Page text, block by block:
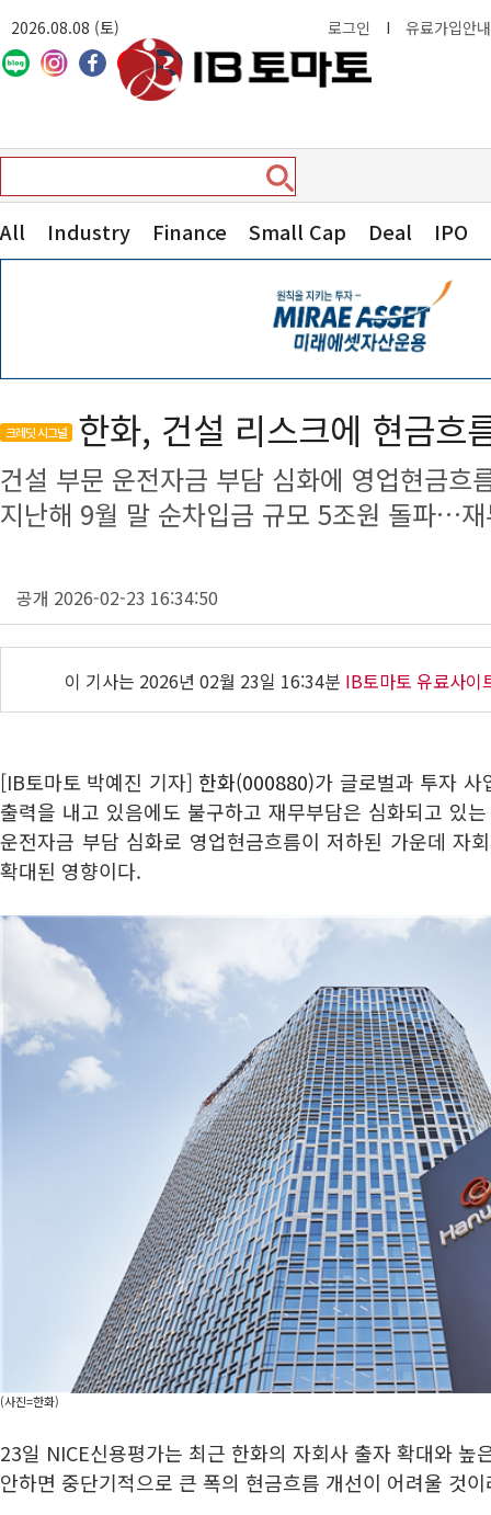
2026.08.08 (토) 로그인 I 유료가입안내
All Industry Finance Small Cap Deal IPO
크레딧 시그널 한화, 건설 리스크에 현금흐
건설 부문 운전자금 부담 심화에 영업현금흐
지난해 9월 말 순차입금 규모 5조원 돌파…
공개 2026-02-23 16:34:50
이 기사는 2026년 02월 23일 16:34분 IB토마토 유료사이
[IB토마토 박예진 기자] 한화(000880)가 글로벌과 투자 사
출력을 내고 있음에도 불구하고 재무부담은 심화되고 있
운전자금 부담 심화로 영업현금흐름이 저하된 가운데 자
확대된 영향이다.
(사진=한화)
23일 NICE신용평가는 최근 한화의 자회사 출자 확대와 높
안하면 중단기적으로 큰 폭의 현금흐름 개선이 어려울 것